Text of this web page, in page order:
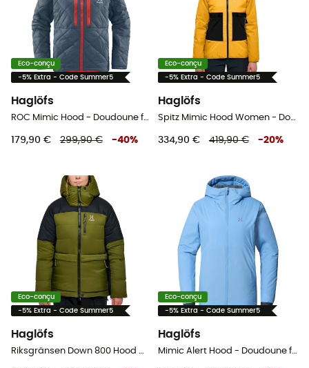
Eco-conçu
-5% Extra - Code Summer5
Haglöfs
ROC Mimic Hood - Doudoune femme
179,90 € 299,90 € -40%
Eco-conçu
-5% Extra - Code Summer5
Haglöfs
Spitz Mimic Hood Women - Doudoune femme
334,90 € 419,90 € -20%
Eco-conçu
-5% Extra - Code Summer5
Haglöfs
Riksgränsen Down 800 Hood Women - Doudoune femme
Eco-conçu
-5% Extra - Code Summer5
Haglöfs
Mimic Alert Hood - Doudoune femme